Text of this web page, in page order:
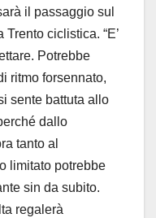
il passaggio sul
ciclistica. “E’
Potrebbe
ritmo forsennato,
sente battuta allo
dallo
tanto al
limitato potrebbe
sin da subito.
regalerà